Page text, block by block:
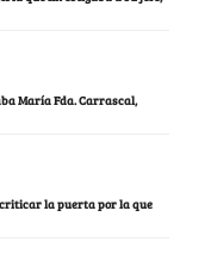
María Fda. Carrascal,
criticar la puerta por la que